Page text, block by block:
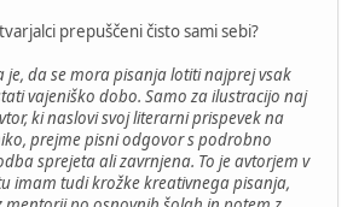
prepuščeni čisto sami sebi?
je, da se mora pisanja lotiti najprej vsak
vajeniško dobo. Samo za ilustracijo naj
ki naslovi svoj literarni prispevek na
prejme pisni odgovor s podrobno
sprejeta ali zavrnjena. To je avtorjem v
imam tudi krožke kreativnega pisanja,